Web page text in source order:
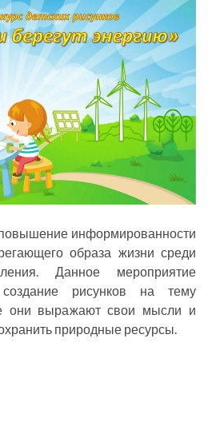
информированности
образа жизни среди
Данное мероприятие
рисунков на тему
они выражают свои мысли и
природные ресурсы.